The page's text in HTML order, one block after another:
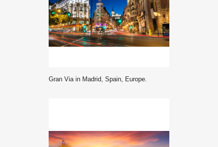
Gran Via in Madrid, Spain, Europe.